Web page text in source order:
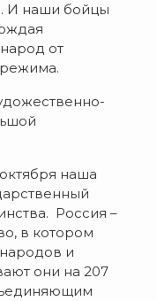
И наши бойцы
от
наша
Россия –
в котором
и
они на 207